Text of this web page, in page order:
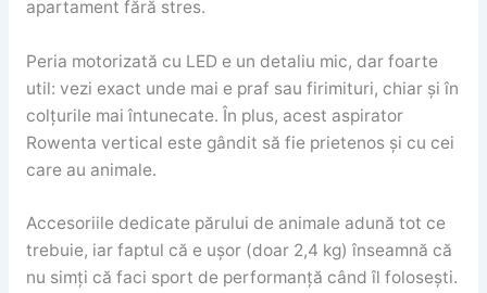
apartament fără stres.
Peria motorizată cu LED e un detaliu mic, dar foarte
util: vezi exact unde mai e praf sau firimituri, chiar și în
colțurile mai întunecate. În plus, acest aspirator
Rowenta vertical este gândit să fie prietenos și cu cei
care au animale.
Accesoriile dedicate părului de animale adună tot ce
trebuie, iar faptul că e ușor (doar 2,4 kg) înseamnă că
nu simți că faci sport de performanță când îl folosești.